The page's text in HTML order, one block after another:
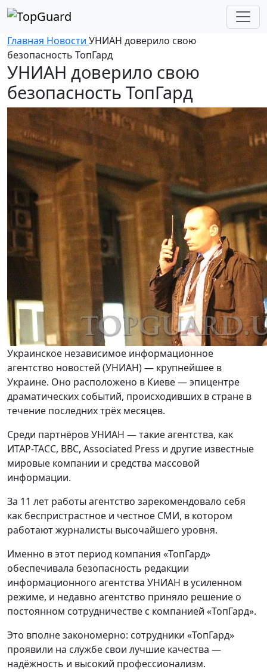
Главная Новости УНИАН доверило свою
безопасность ТопГард
УНИАН доверило свою
безопасность ТопГард
Украинское независимое информационное
агентство новостей (УНИАН) — крупнейшее в
Украине. Оно расположено в Киеве — эпицентре
драматических событий, происходивших в стране в
течение последних трёх месяцев.
Среди партнёров УНИАН — такие агентства, как
ИТАР-ТАСС, BBC, Associated Press и другие известные
мировые компании и средства массовой
информации.
За 11 лет работы агентство зарекомендовало себя
как беспристрастное и честное СМИ, в котором
работают журналисты высочайшего уровня.
Именно в этот период компания «ТопГард»
обеспечивала безопасность редакции
информационного агентства УНИАН в усиленном
режиме, и недавно агентство приняло решение о
постоянном сотрудничестве с компанией «ТопГард».
Это вполне закономерно: сотрудники «ТопГард»
проявили на службе свои лучшие качества —
надёжность и высокий профессионализм.